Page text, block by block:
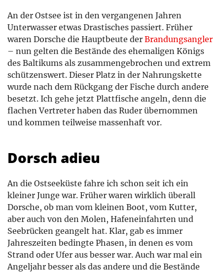
An der Ostsee ist in den vergangenen Jahren
Unterwasser etwas Drastisches passiert. Früher
waren Dorsche die Hauptbeute der Brandungsangler
– nun gelten die Bestände des ehemaligen Königs
des Baltikums als zusammengebrochen und extrem
schützenswert. Dieser Platz in der Nahrungskette
wurde nach dem Rückgang der Fische durch andere
besetzt. Ich gehe jetzt Plattfische angeln, denn die
flachen Vertreter haben das Ruder übernommen
und kommen teilweise massenhaft vor.
Dorsch adieu
An die Ostseeküste fahre ich schon seit ich ein
kleiner Junge war. Früher waren wirklich überall
Dorsche, ob man vom kleinen Boot, vom Kutter,
aber auch von den Molen, Hafeneinfahrten und
Seebrücken geangelt hat. Klar, gab es immer
Jahreszeiten bedingte Phasen, in denen es vom
Strand oder Ufer aus besser war. Auch war mal ein
Angeljahr besser als das andere und die Bestände